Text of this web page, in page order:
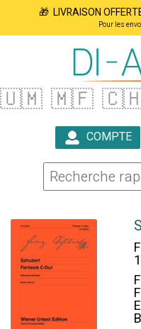
🎁 LIVRAISON
Pour les
🇺🇲 🇲🇫
COMPTE